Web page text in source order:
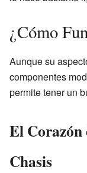
¿Cómo
Aunque su
componentes
permite tener un
El
Chasis